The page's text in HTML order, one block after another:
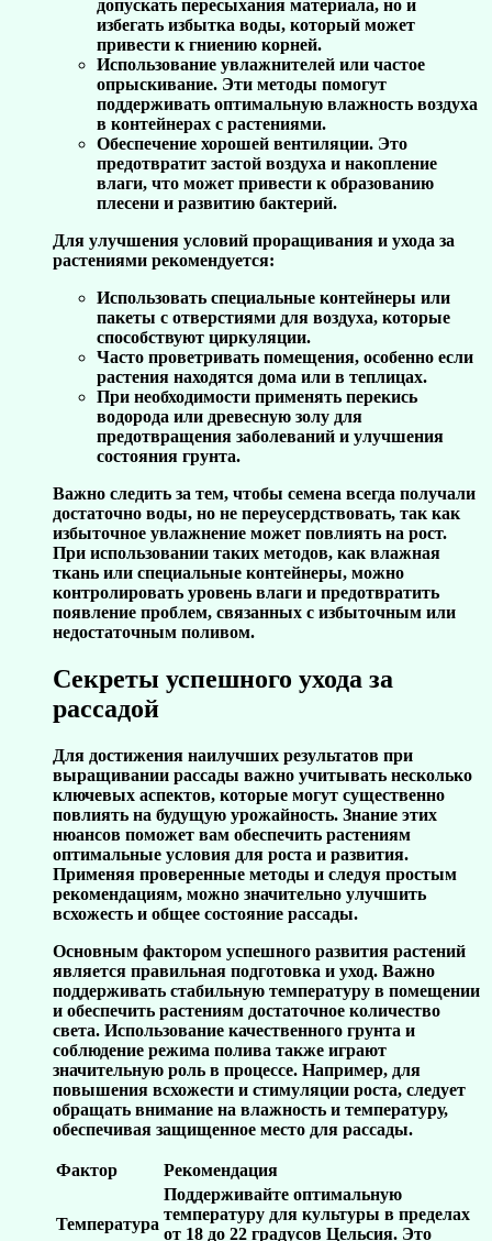
допускать пересыхания материала, но и
избегать избытка воды, который может
привести к гниению корней.
Использование увлажнителей или частое
опрыскивание. Эти методы помогут
поддерживать оптимальную влажность воздуха
в контейнерах с растениями.
Обеспечение хорошей вентиляции. Это
предотвратит застой воздуха и накопление
влаги, что может привести к образованию
плесени и развитию бактерий.
Для улучшения условий проращивания и ухода за
растениями рекомендуется:
Использовать специальные контейнеры или
пакеты с отверстиями для воздуха, которые
способствуют циркуляции.
Часто проветривать помещения, особенно если
растения находятся дома или в теплицах.
При необходимости применять перекись
водорода или древесную золу для
предотвращения заболеваний и улучшения
состояния грунта.
Важно следить за тем, чтобы семена всегда получали
достаточно воды, но не переусердствовать, так как
избыточное увлажнение может повлиять на рост.
При использовании таких методов, как влажная
ткань или специальные контейнеры, можно
контролировать уровень влаги и предотвратить
появление проблем, связанных с избыточным или
недостаточным поливом.
Секреты успешного ухода за
рассадой
Для достижения наилучших результатов при
выращивании рассады важно учитывать несколько
ключевых аспектов, которые могут существенно
повлиять на будущую урожайность. Знание этих
нюансов поможет вам обеспечить растениям
оптимальные условия для роста и развития.
Применяя проверенные методы и следуя простым
рекомендациям, можно значительно улучшить
всхожесть и общее состояние рассады.
Основным фактором успешного развития растений
является правильная подготовка и уход. Важно
поддерживать стабильную температуру в помещении
и обеспечить растениям достаточное количество
света. Использование качественного грунта и
соблюдение режима полива также играют
значительную роль в процессе. Например, для
повышения всхожести и стимуляции роста, следует
обращать внимание на влажность и температуру,
обеспечивая защищенное место для рассады.
Фактор Рекомендация
Температура
Поддерживайте оптимальную
температуру для культуры в пределах
от 18 до 22 градусов Цельсия. Это